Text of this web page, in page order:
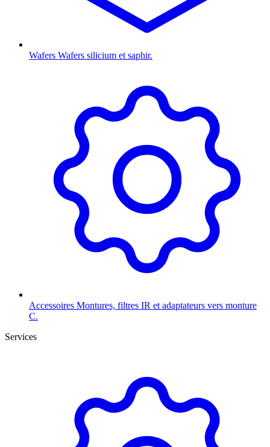
Wafers Wafers silicium et saphir.
Accessoires Montures, filtres IR et adaptateurs vers monture
C.
Services